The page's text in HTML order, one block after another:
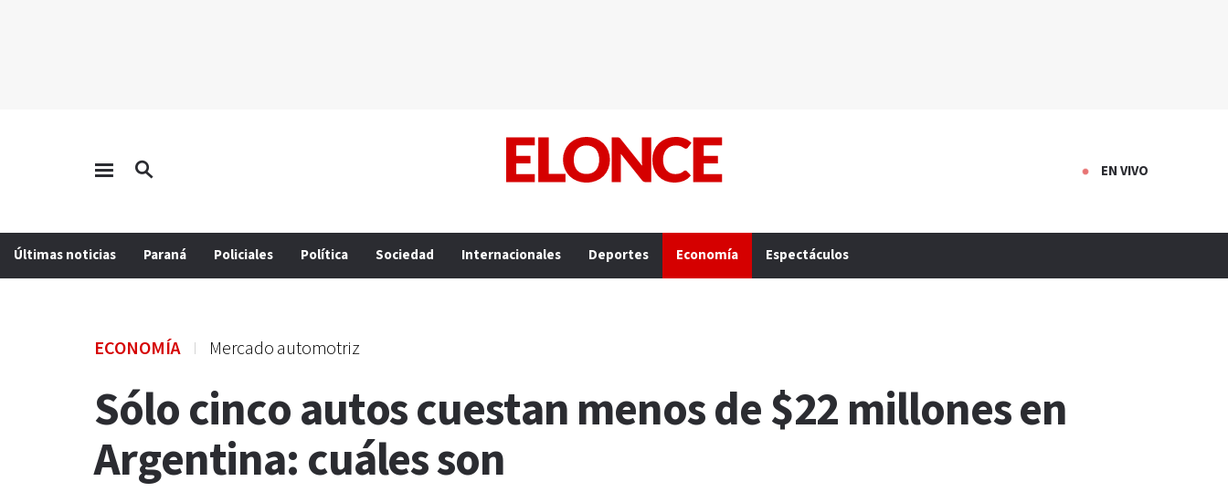
EN VIVO
Últimas noticias Paraná Policiales Política Sociedad Internacionales Deportes Economía Espectáculos
ECONOMÍA Mercado automotriz
Sólo cinco autos cuestan menos de $22 millones en
Argentina: cuáles son